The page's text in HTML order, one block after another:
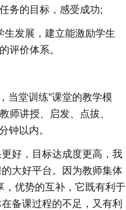
务的目标，感受成功;
生发展，建立能激励学生
评价体系。
当堂训练”课堂的教学模
师讲授、启发、点拔、
钟以内。
好，目标达成度更高，我
大好平台。因为教师集体
优势的互补，它既有利于
备课过程的不足，又有利